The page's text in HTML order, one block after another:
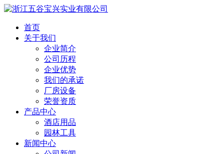
首页
关于我们
企业简介
公司历程
企业优势
我们的承诺
厂房设备
荣誉资质
产品中心
酒店用品
园林工具
新闻中心